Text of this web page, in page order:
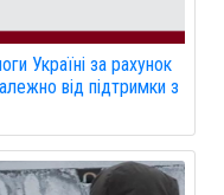
Україні за рахунок
від підтримки з